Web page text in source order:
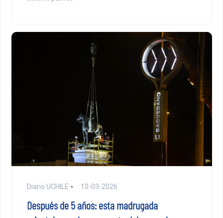
Diario UCHILE 10-03-2026
Después de 5 años: esta madrugada